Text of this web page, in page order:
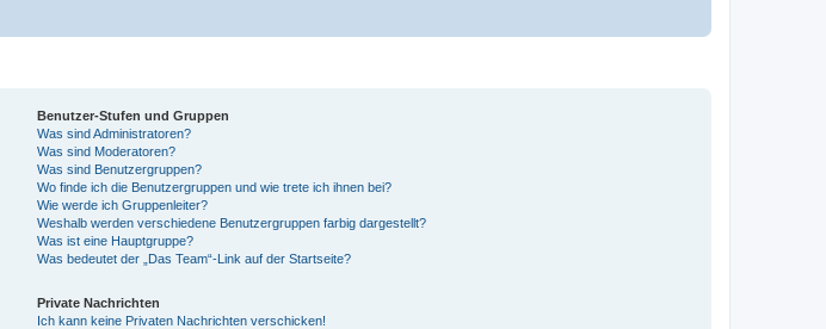
Benutzer-Stufen und Gruppen
Was sind Administratoren?
Was sind Moderatoren?
Was sind Benutzergruppen?
Wo finde ich die Benutzergruppen und wie trete ich ihnen bei?
Wie werde ich Gruppenleiter?
Weshalb werden verschiedene Benutzergruppen farbig dargestellt?
Was ist eine Hauptgruppe?
Was bedeutet der „Das Team“-Link auf der Startseite?
Private Nachrichten
Ich kann keine Privaten Nachrichten verschicken!